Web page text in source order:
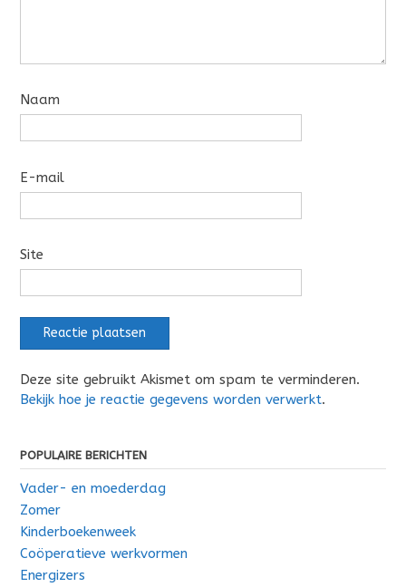
Naam
E-mail
Site
Deze site gebruikt Akismet om spam te verminderen.
Bekijk hoe je reactie gegevens worden verwerkt.
POPULAIRE BERICHTEN
Vader- en moederdag
Zomer
Kinderboekenweek
Coöperatieve werkvormen
Energizers